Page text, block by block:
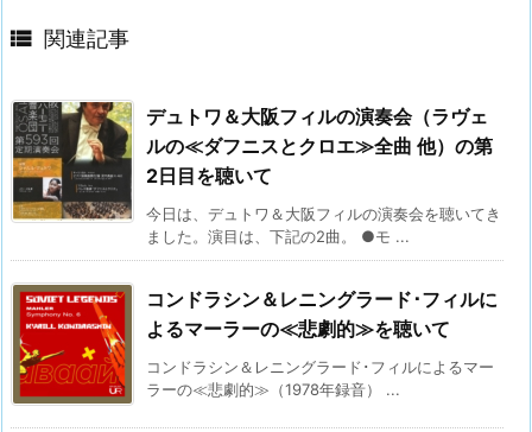
 関連記事
デュトワ＆大阪フィルの演奏会（ラヴェ
ルの≪ダフニスとクロエ≫全曲 他）の第
2日目を聴いて
今日は、デュトワ＆大阪フィルの演奏会を聴いてき
ました。演目は、下記の2曲。 ●モ ...
コンドラシン＆レニングラード･フィルに
よるマーラーの≪悲劇的≫を聴いて
コンドラシン＆レニングラード･フィルによるマー
ラーの≪悲劇的≫（1978年録音） ...